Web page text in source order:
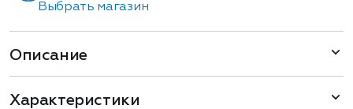
Выбрать магазин
Описание
Характеристики